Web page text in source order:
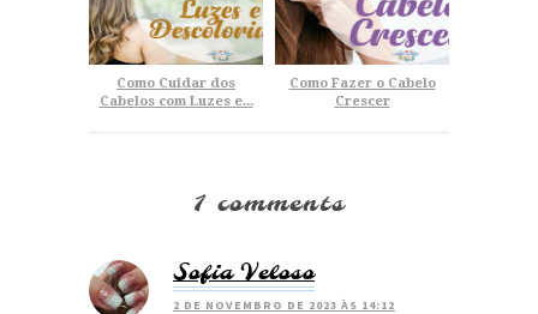
Como Cuidar dos
Cabelos com Luzes e...
Como Fazer o Cabelo
Crescer
1 comments
Sofia Veloso
2 DE NOVEMBRO DE 2023 ÀS 14:12